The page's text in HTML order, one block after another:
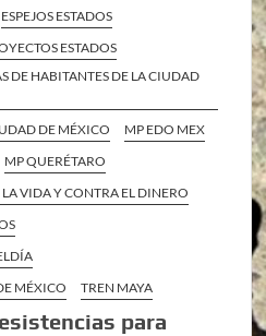
ESPEJOS ESTADOS
ESTADOS
DE HABITANTES DE LA CIUDAD
DE MÉXICO
MP EDO MEX
MP QUERÉTARO
LA VIDA Y CONTRA EL DINERO
MÉXICO
TREN MAYA
para